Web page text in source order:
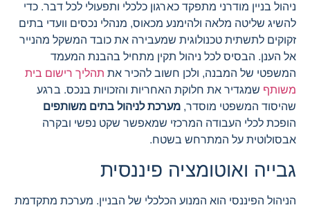
ניהול בניין מודרני מתפקד כארגון כלכלי ותפעולי לכל דבר. כדי
להשיג שליטה מלאה ולהימנע מכאוס, מנהלי נכסים וועדי בתים
זקוקים לתשתית טכנולוגית שמעבירה את כובד המשקל מהנייר
אל הענן. הבסיס לכל ניהול תקין מתחיל בהבנת המעמד
המשפטי של המבנה, ולכן חשוב להכיר את תהליך רישום בית
משותף שמגדיר את חלוקת האחריות והזכויות בנכס. ברגע
שהיסוד המשפטי מוסדר, מערכת לניהול בתים משותפים
הופכת לכלי העבודה המרכזי שמאפשר שקט נפשי ובקרה
אבסולוטית על המתרחש בשטח.
גבייה ואוטומציה פיננסית
הניהול הפיננסי הוא המנוע הכלכלי של הבניין. מערכת מתקדמת